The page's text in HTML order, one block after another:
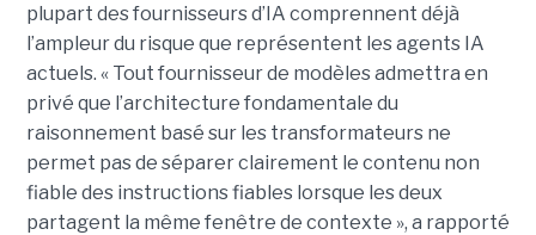
plupart des fournisseurs d’IA comprennent déjà
l’ampleur du risque que représentent les agents IA
actuels. « Tout fournisseur de modèles admettra en
privé que l’architecture fondamentale du
raisonnement basé sur les transformateurs ne
permet pas de séparer clairement le contenu non
fiable des instructions fiables lorsque les deux
partagent la même fenêtre de contexte », a rapporté